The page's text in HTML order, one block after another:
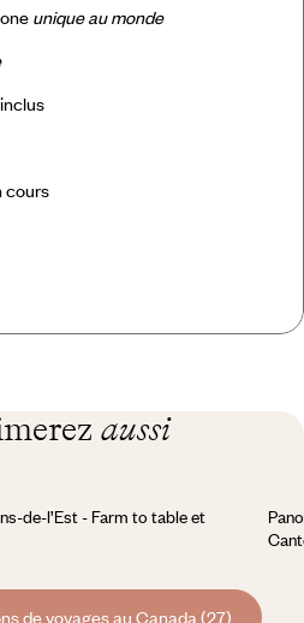
unique au monde
cours
aussi
de-l’Est - Farm to table et
de voyages au Canada (27)